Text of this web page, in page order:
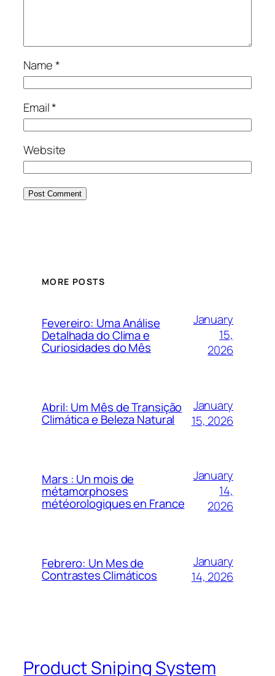
Name*
Email*
Website
MORE POSTS
Fevereiro: Uma Análise
Detalhada do Clima e
Curiosidades do Mês
January
15,
2026
Abril: Um Mês de Transição
Climática e Beleza Natural
January
15, 2026
Mars : Un mois de
métamorphoses
météorologiques en France
January
14,
2026
Febrero: Un Mes de
Contrastes Climáticos
January
14, 2026
Product Sniping System